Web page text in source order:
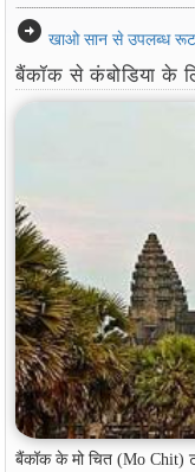
arrow_circle_right खाओ सान से उपलब्ध
बैंकॉक से कंबोडिया के
बैंकॉक के मो चित (Mo Chit)